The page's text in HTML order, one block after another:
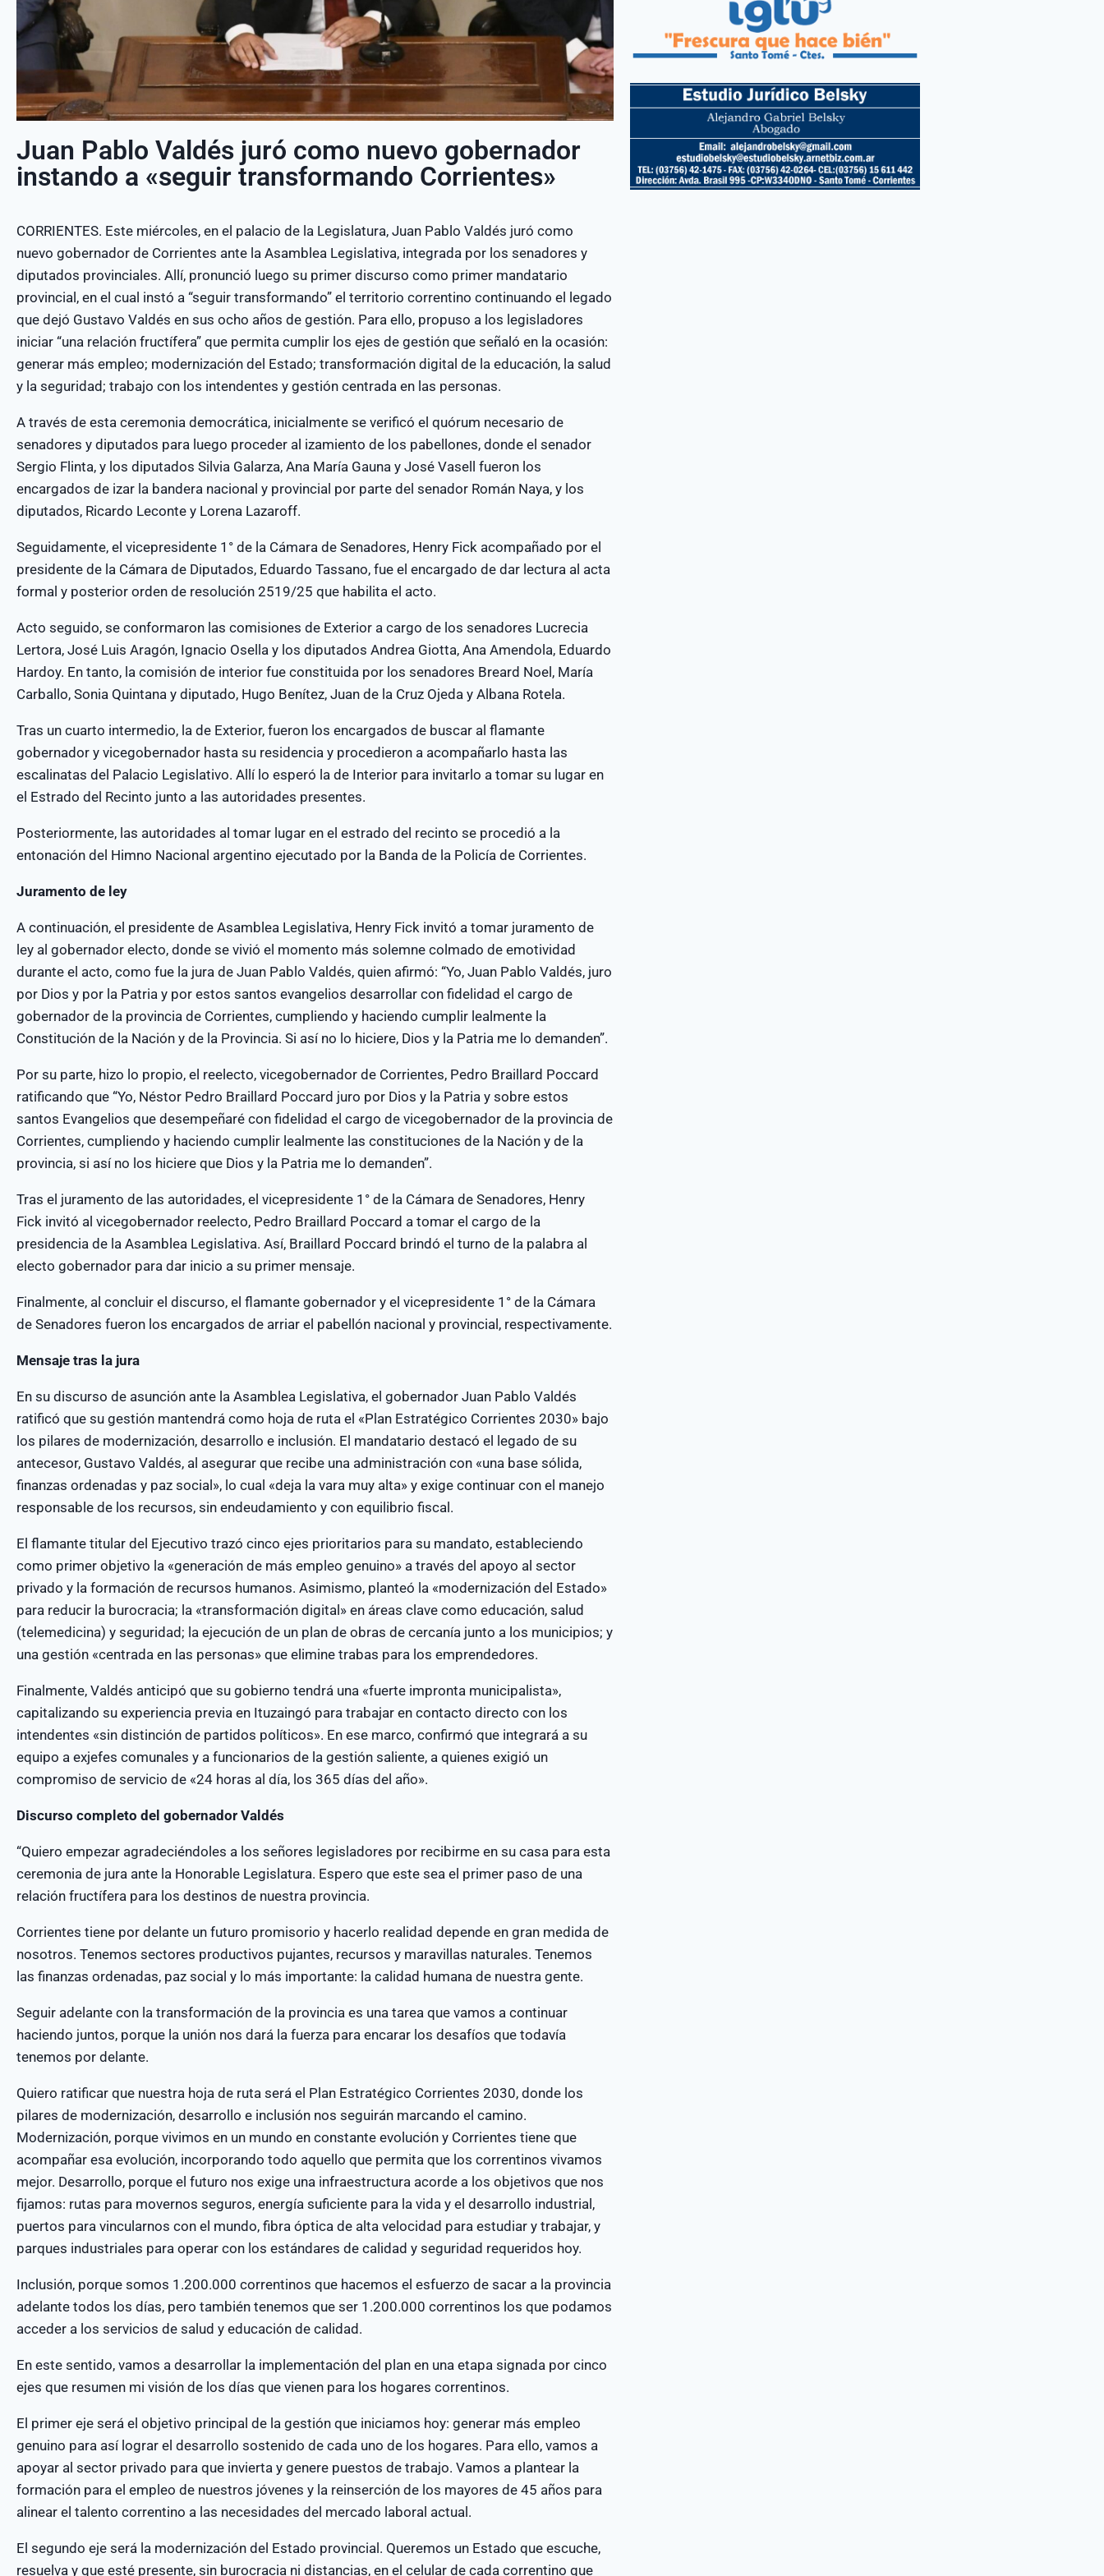
Juan Pablo Valdés juró como nuevo gobernador
instando a «seguir transformando Corrientes»
CORRIENTES. Este miércoles, en el palacio de la Legislatura, Juan Pablo Valdés juró como
nuevo gobernador de Corrientes ante la Asamblea Legislativa, integrada por los senadores y
diputados provinciales. Allí, pronunció luego su primer discurso como primer mandatario
provincial, en el cual instó a “seguir transformando” el territorio correntino continuando el legado
que dejó Gustavo Valdés en sus ocho años de gestión. Para ello, propuso a los legisladores
iniciar “una relación fructífera” que permita cumplir los ejes de gestión que señaló en la ocasión:
generar más empleo; modernización del Estado; transformación digital de la educación, la salud
y la seguridad; trabajo con los intendentes y gestión centrada en las personas.
A través de esta ceremonia democrática, inicialmente se verificó el quórum necesario de
senadores y diputados para luego proceder al izamiento de los pabellones, donde el senador
Sergio Flinta, y los diputados Silvia Galarza, Ana María Gauna y José Vasell fueron los
encargados de izar la bandera nacional y provincial por parte del senador Román Naya, y los
diputados, Ricardo Leconte y Lorena Lazaroff.
Seguidamente, el vicepresidente 1° de la Cámara de Senadores, Henry Fick acompañado por el
presidente de la Cámara de Diputados, Eduardo Tassano, fue el encargado de dar lectura al acta
formal y posterior orden de resolución 2519/25 que habilita el acto.
Acto seguido, se conformaron las comisiones de Exterior a cargo de los senadores Lucrecia
Lertora, José Luis Aragón, Ignacio Osella y los diputados Andrea Giotta, Ana Amendola, Eduardo
Hardoy. En tanto, la comisión de interior fue constituida por los senadores Breard Noel, María
Carballo, Sonia Quintana y diputado, Hugo Benítez, Juan de la Cruz Ojeda y Albana Rotela.
Tras un cuarto intermedio, la de Exterior, fueron los encargados de buscar al flamante
gobernador y vicegobernador hasta su residencia y procedieron a acompañarlo hasta las
escalinatas del Palacio Legislativo. Allí lo esperó la de Interior para invitarlo a tomar su lugar en
el Estrado del Recinto junto a las autoridades presentes.
Posteriormente, las autoridades al tomar lugar en el estrado del recinto se procedió a la
entonación del Himno Nacional argentino ejecutado por la Banda de la Policía de Corrientes.
Juramento de ley
A continuación, el presidente de Asamblea Legislativa, Henry Fick invitó a tomar juramento de
ley al gobernador electo, donde se vivió el momento más solemne colmado de emotividad
durante el acto, como fue la jura de Juan Pablo Valdés, quien afirmó: “Yo, Juan Pablo Valdés, juro
por Dios y por la Patria y por estos santos evangelios desarrollar con fidelidad el cargo de
gobernador de la provincia de Corrientes, cumpliendo y haciendo cumplir lealmente la
Constitución de la Nación y de la Provincia. Si así no lo hiciere, Dios y la Patria me lo demanden”.
Por su parte, hizo lo propio, el reelecto, vicegobernador de Corrientes, Pedro Braillard Poccard
ratificando que “Yo, Néstor Pedro Braillard Poccard juro por Dios y la Patria y sobre estos
santos Evangelios que desempeñaré con fidelidad el cargo de vicegobernador de la provincia de
Corrientes, cumpliendo y haciendo cumplir lealmente las constituciones de la Nación y de la
provincia, si así no los hiciere que Dios y la Patria me lo demanden”.
Tras el juramento de las autoridades, el vicepresidente 1° de la Cámara de Senadores, Henry
Fick invitó al vicegobernador reelecto, Pedro Braillard Poccard a tomar el cargo de la
presidencia de la Asamblea Legislativa. Así, Braillard Poccard brindó el turno de la palabra al
electo gobernador para dar inicio a su primer mensaje.
Finalmente, al concluir el discurso, el flamante gobernador y el vicepresidente 1° de la Cámara
de Senadores fueron los encargados de arriar el pabellón nacional y provincial, respectivamente.
Mensaje tras la jura
En su discurso de asunción ante la Asamblea Legislativa, el gobernador Juan Pablo Valdés
ratificó que su gestión mantendrá como hoja de ruta el «Plan Estratégico Corrientes 2030» bajo
los pilares de modernización, desarrollo e inclusión. El mandatario destacó el legado de su
antecesor, Gustavo Valdés, al asegurar que recibe una administración con «una base sólida,
finanzas ordenadas y paz social», lo cual «deja la vara muy alta» y exige continuar con el manejo
responsable de los recursos, sin endeudamiento y con equilibrio fiscal.
El flamante titular del Ejecutivo trazó cinco ejes prioritarios para su mandato, estableciendo
como primer objetivo la «generación de más empleo genuino» a través del apoyo al sector
privado y la formación de recursos humanos. Asimismo, planteó la «modernización del Estado»
para reducir la burocracia; la «transformación digital» en áreas clave como educación, salud
(telemedicina) y seguridad; la ejecución de un plan de obras de cercanía junto a los municipios; y
una gestión «centrada en las personas» que elimine trabas para los emprendedores.
Finalmente, Valdés anticipó que su gobierno tendrá una «fuerte impronta municipalista»,
capitalizando su experiencia previa en Ituzaingó para trabajar en contacto directo con los
intendentes «sin distinción de partidos políticos». En ese marco, confirmó que integrará a su
equipo a exjefes comunales y a funcionarios de la gestión saliente, a quienes exigió un
compromiso de servicio de «24 horas al día, los 365 días del año».
Discurso completo del gobernador Valdés
“Quiero empezar agradeciéndoles a los señores legisladores por recibirme en su casa para esta
ceremonia de jura ante la Honorable Legislatura. Espero que este sea el primer paso de una
relación fructífera para los destinos de nuestra provincia.
Corrientes tiene por delante un futuro promisorio y hacerlo realidad depende en gran medida de
nosotros. Tenemos sectores productivos pujantes, recursos y maravillas naturales. Tenemos
las finanzas ordenadas, paz social y lo más importante: la calidad humana de nuestra gente.
Seguir adelante con la transformación de la provincia es una tarea que vamos a continuar
haciendo juntos, porque la unión nos dará la fuerza para encarar los desafíos que todavía
tenemos por delante.
Quiero ratificar que nuestra hoja de ruta será el Plan Estratégico Corrientes 2030, donde los
pilares de modernización, desarrollo e inclusión nos seguirán marcando el camino.
Modernización, porque vivimos en un mundo en constante evolución y Corrientes tiene que
acompañar esa evolución, incorporando todo aquello que permita que los correntinos vivamos
mejor. Desarrollo, porque el futuro nos exige una infraestructura acorde a los objetivos que nos
fijamos: rutas para movernos seguros, energía suficiente para la vida y el desarrollo industrial,
puertos para vincularnos con el mundo, fibra óptica de alta velocidad para estudiar y trabajar, y
parques industriales para operar con los estándares de calidad y seguridad requeridos hoy.
Inclusión, porque somos 1.200.000 correntinos que hacemos el esfuerzo de sacar a la provincia
adelante todos los días, pero también tenemos que ser 1.200.000 correntinos los que podamos
acceder a los servicios de salud y educación de calidad.
En este sentido, vamos a desarrollar la implementación del plan en una etapa signada por cinco
ejes que resumen mi visión de los días que vienen para los hogares correntinos.
El primer eje será el objetivo principal de la gestión que iniciamos hoy: generar más empleo
genuino para así lograr el desarrollo sostenido de cada uno de los hogares. Para ello, vamos a
apoyar al sector privado para que invierta y genere puestos de trabajo. Vamos a plantear la
formación para el empleo de nuestros jóvenes y la reinserción de los mayores de 45 años para
alinear el talento correntino a las necesidades del mercado laboral actual.
El segundo eje será la modernización del Estado provincial. Queremos un Estado que escuche,
resuelva y que esté presente, sin burocracia ni distancias, en el celular de cada correntino que